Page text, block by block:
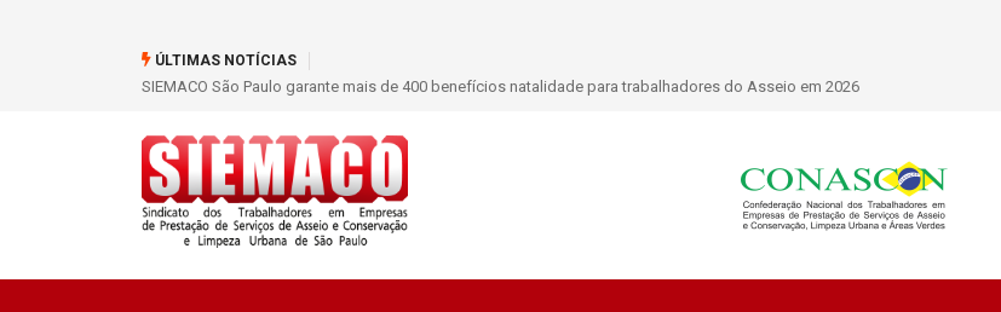
ÚLTIMAS NOTÍCIAS
SIEMACO São Paulo marca presença em conferência internacional que debate os desafios do setor de limpeza e segurança